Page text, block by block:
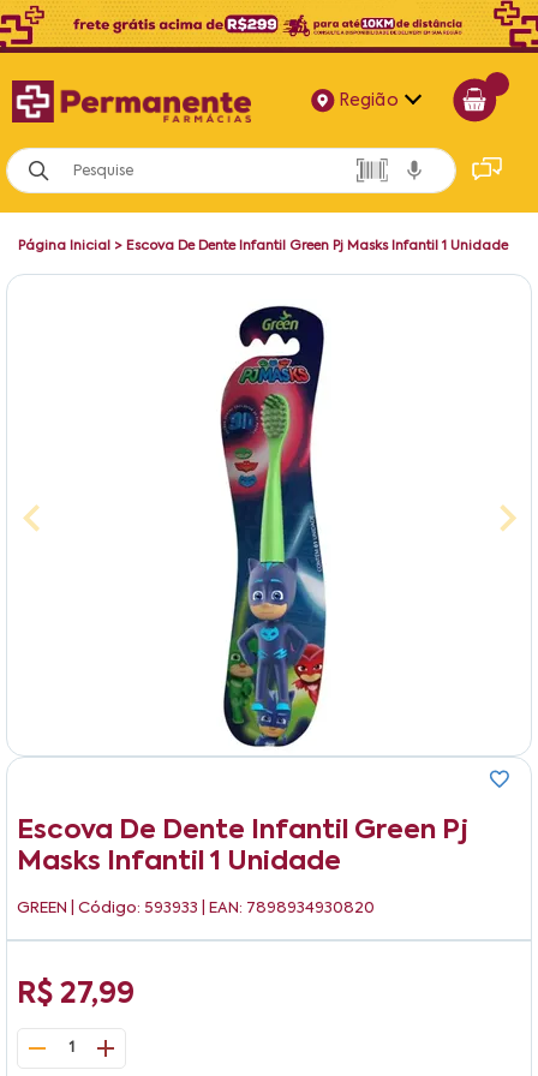
Região
Alagoas
Bahia
Página Inicial > Escova De Dente Infantil Green Pj Masks Infantil 1 Unidade
Escova De Dente Infantil Green Pj
Masks Infantil 1 Unidade
GREEN | Código: 593933 | EAN: 7898934930820
R$ 27,99
1